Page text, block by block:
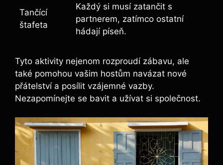
Tančící
štafeta
Každý si musí zatančit s
partnerem, zatímco ostatní
hádají píseň.
Tyto aktivity nejenom rozproudí zábavu, ale
také pomohou vašim hostům navázat nové
přátelství a posílit vzájemné vazby.
Nezapomínejte se bavit a užívat si společnost.